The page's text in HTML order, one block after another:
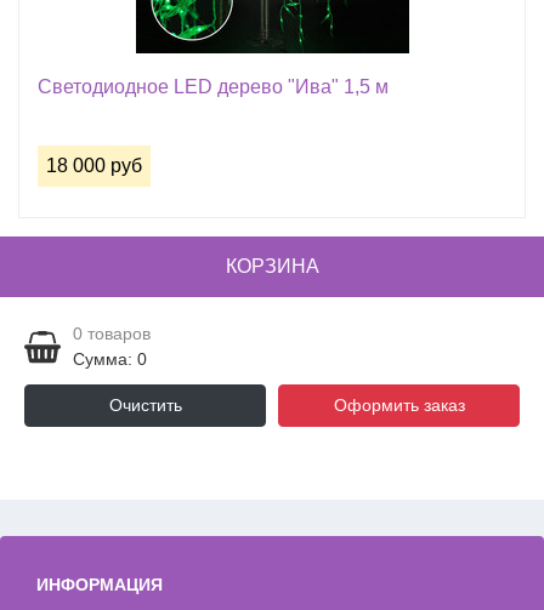
Светодиодное LED дерево "Ива" 1,5 м
18 000 руб
КОРЗИНА
0 товаров
Сумма: 0
Очистить Оформить заказ
ИНФОРМАЦИЯ